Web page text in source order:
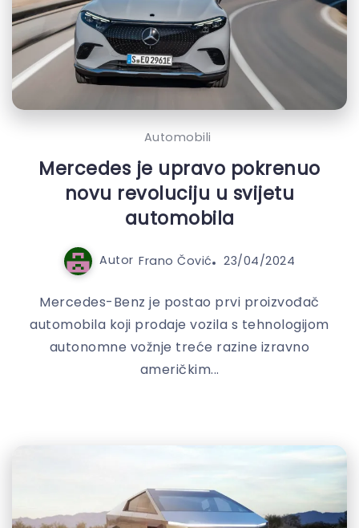
Automobili
Mercedes je upravo pokrenuo
novu revoluciju u svijetu
automobila
Autor Frano Čović 23/04/2024
Mercedes-Benz je postao prvi proizvođač
automobila koji prodaje vozila s tehnologijom
autonomne vožnje treće razine izravno
američkim...